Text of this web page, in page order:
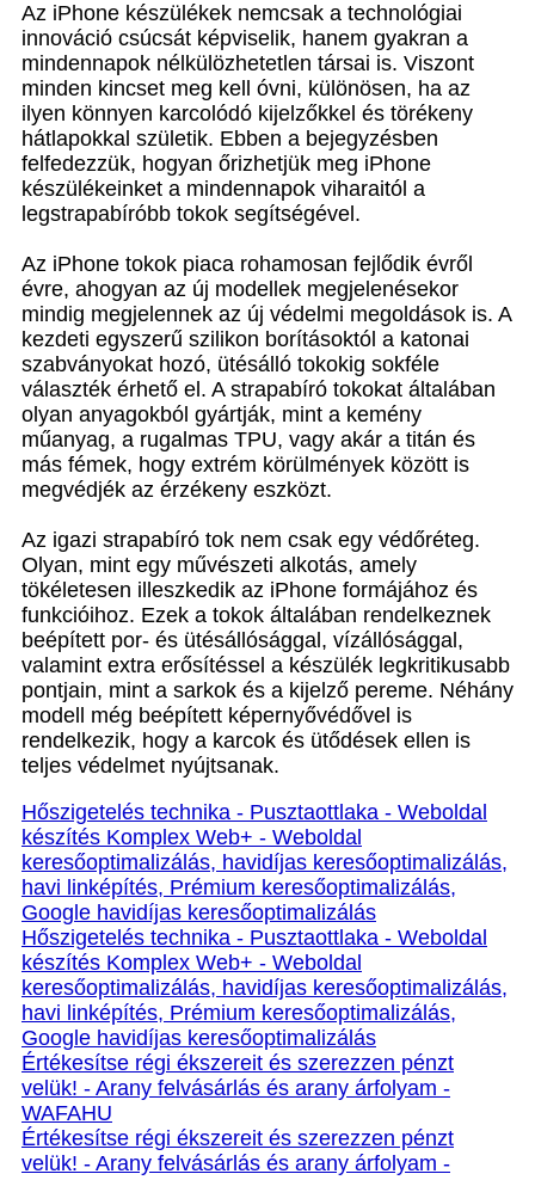
Az iPhone készülékek nemcsak a technológiai
innováció csúcsát képviselik, hanem gyakran a
mindennapok nélkülözhetetlen társai is. Viszont
minden kincset meg kell óvni, különösen, ha az
ilyen könnyen karcolódó kijelzőkkel és törékeny
hátlapokkal születik. Ebben a bejegyzésben
felfedezzük, hogyan őrizhetjük meg iPhone
készülékeinket a mindennapok viharaitól a
legstrapabíróbb tokok segítségével.
Az iPhone tokok piaca rohamosan fejlődik évről
évre, ahogyan az új modellek megjelenésekor
mindig megjelennek az új védelmi megoldások is. A
kezdeti egyszerű szilikon borításoktól a katonai
szabványokat hozó, ütésálló tokokig sokféle
választék érhető el. A strapabíró tokokat általában
olyan anyagokból gyártják, mint a kemény
műanyag, a rugalmas TPU, vagy akár a titán és
más fémek, hogy extrém körülmények között is
megvédjék az érzékeny eszközt.
Az igazi strapabíró tok nem csak egy védőréteg.
Olyan, mint egy művészeti alkotás, amely
tökéletesen illeszkedik az iPhone formájához és
funkcióihoz. Ezek a tokok általában rendelkeznek
beépített por- és ütésállósággal, vízállósággal,
valamint extra erősítéssel a készülék legkritikusabb
pontjain, mint a sarkok és a kijelző pereme. Néhány
modell még beépített képernyővédővel is
rendelkezik, hogy a karcok és ütődések ellen is
teljes védelmet nyújtsanak.
Hőszigetelés technika - Pusztaottlaka - Weboldal
készítés Komplex Web+ - Weboldal
keresőoptimalizálás, havidíjas keresőoptimalizálás,
havi linképítés, Prémium keresőoptimalizálás,
Google havidíjas keresőoptimalizálás
Hőszigetelés technika - Pusztaottlaka - Weboldal
készítés Komplex Web+ - Weboldal
keresőoptimalizálás, havidíjas keresőoptimalizálás,
havi linképítés, Prémium keresőoptimalizálás,
Google havidíjas keresőoptimalizálás
Értékesítse régi ékszereit és szerezzen pénzt
velük! - Arany felvásárlás és arany árfolyam -
WAFAHU
Értékesítse régi ékszereit és szerezzen pénzt
velük! - Arany felvásárlás és arany árfolyam -